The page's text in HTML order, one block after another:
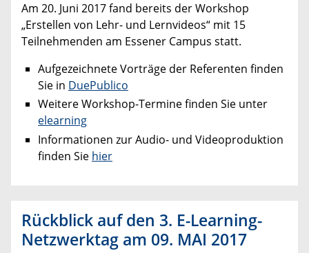
Am 20. Juni 2017 fand bereits der Workshop
„Erstellen von Lehr- und Lernvideos“ mit 15
Teilnehmenden am Essener Campus statt.
Aufgezeichnete Vorträge der Referenten finden
Sie in DuePublico
Weitere Workshop-Termine finden Sie unter
elearning
Informationen zur Audio- und Videoproduktion
finden Sie hier
Rückblick auf den 3. E-Learning-
Netzwerktag am 09. MAI 2017